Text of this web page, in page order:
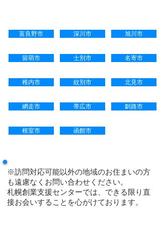
富良野市
留萌市
稚内市
網走市
根室市
深川市
士別市
紋別市
帯広市
函館市
旭川市
名寄市
北見市
釧路市
※訪問対応可能以外の地域のお住まいの方
も遠慮なくお問い合わせください。
札幌創業支援センターでは、できる限り直
接お会いすることを心がけております。